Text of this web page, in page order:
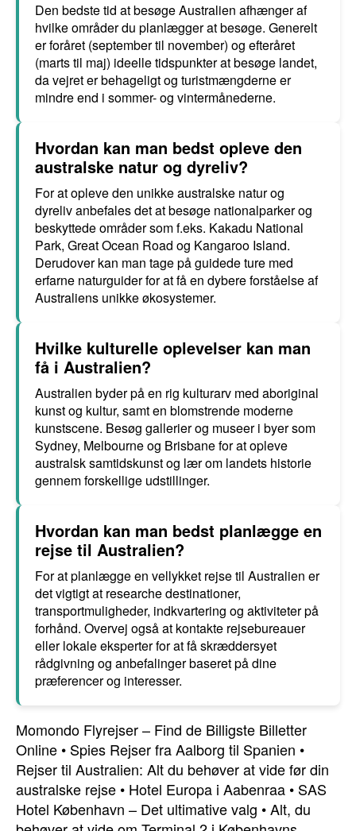
Den bedste tid at besøge Australien afhænger af
hvilke områder du planlægger at besøge. Generelt
er foråret (september til november) og efteråret
(marts til maj) ideelle tidspunkter at besøge landet,
da vejret er behageligt og turistmængderne er
mindre end i sommer- og vintermånederne.
Hvordan kan man bedst opleve den
australske natur og dyreliv?
For at opleve den unikke australske natur og
dyreliv anbefales det at besøge nationalparker og
beskyttede områder som f.eks. Kakadu National
Park, Great Ocean Road og Kangaroo Island.
Derudover kan man tage på guidede ture med
erfarne naturguider for at få en dybere forståelse af
Australiens unikke økosystemer.
Hvilke kulturelle oplevelser kan man
få i Australien?
Australien byder på en rig kulturarv med aboriginal
kunst og kultur, samt en blomstrende moderne
kunstscene. Besøg gallerier og museer i byer som
Sydney, Melbourne og Brisbane for at opleve
australsk samtidskunst og lær om landets historie
gennem forskellige udstillinger.
Hvordan kan man bedst planlægge en
rejse til Australien?
For at planlægge en vellykket rejse til Australien er
det vigtigt at researche destinationer,
transportmuligheder, indkvartering og aktiviteter på
forhånd. Overvej også at kontakte rejsebureauer
eller lokale eksperter for at få skræddersyet
rådgivning og anbefalinger baseret på dine
præferencer og interesser.
Momondo Flyrejser – Find de Billigste Billetter
Online • Spies Rejser fra Aalborg til Spanien •
Rejser til Australien: Alt du behøver at vide før din
australske rejse • Hotel Europa i Aabenraa • SAS
Hotel København – Det ultimative valg •Alt, du